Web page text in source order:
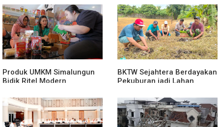
Produk UMKM Simalungun
Bidik Ritel Modern
BKTW Sejahtera Berdayakan
Pekuburan jadi Lahan